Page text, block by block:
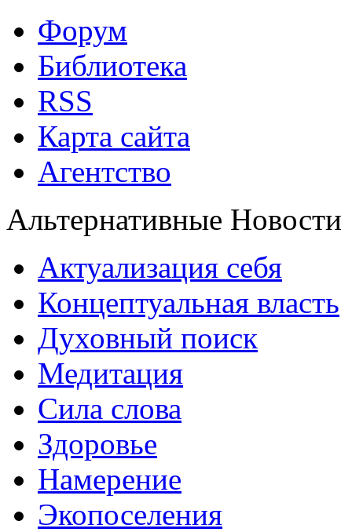
Форум
Библиотека
RSS
Карта сайта
Агентство
Альтернативные Новости
Актуализация себя
Концептуальная власть
Духовный поиск
Медитация
Сила слова
Здоровье
Намерение
Экопоселения